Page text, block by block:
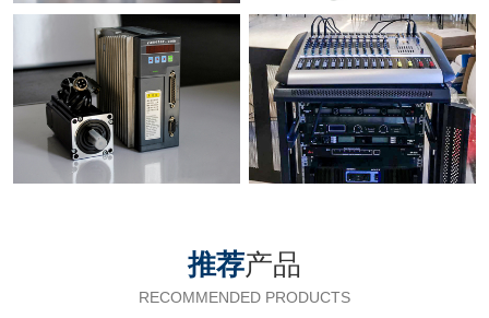
推荐产品
RECOMMENDED PRODUCTS